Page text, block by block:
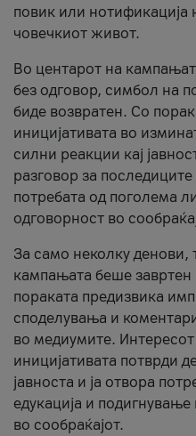
повик или нотификација
човечкиот живот.
Во центарот на
без одговор, симбол на
биде возвратен. Со
иницијативата во
силни реакции кај
разговор за
потребата од поголема
одговорност во
За само неколку денови,
кампањата беше завртен
пораката предизвика
споделувања и
во медиумите.
иницијативата потврди
јавноста и ја отвора
едукација и подигнување
во сообраќајот.